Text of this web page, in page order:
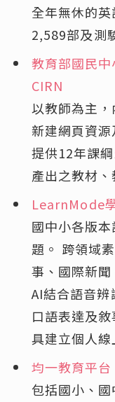
全年無休的
2,589部及測
教育部國民
CIRN
以教師為主
新建網頁資
提供12年課
產出之教材、
LearnMode
國中小各版
題。 跨領域
事、國際新聞
AI結合語音辨
口語表達及
具建立個人線
均一教育平台
包括國小、